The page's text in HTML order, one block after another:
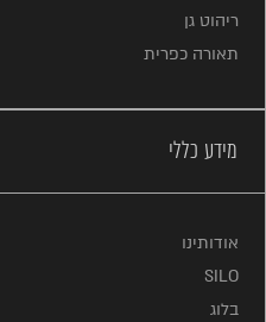
ריהוט גן
תאורה כפרית
מידע כללי
אודותינו
SILO
בלוג